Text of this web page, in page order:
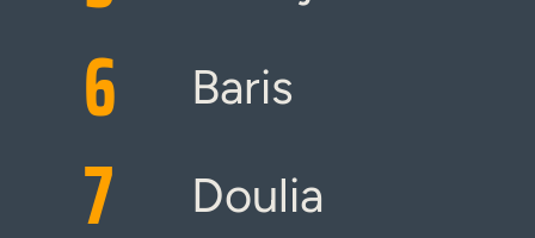
6 Baris
7 Doulia